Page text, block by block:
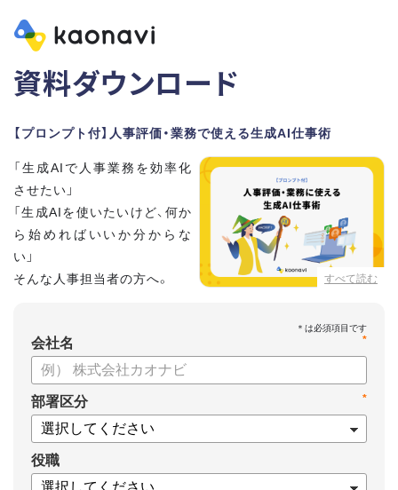
資料ダウンロード
【プロンプト付】人事評価・業務で使える生成AI仕事術
すべて読む
「生成AIで人事業務を効率化
させたい」
「生成AIを使いたいけど、何か
ら始めればいいか分からな
い」
そんな人事担当者の方へ。
本資料では、人事担当者300名の実態調査をもとに現場ですぐ
に役立つ生成AI活用術を紹介しています。
生成AI利用時のポイントや注意事項もまとめているため、これ
から始める方も安心です。評価シートフォーマットの作成や素
案の生成など、コピペで使えるプロンプトも収録！
生成AIを「壁打ち相手」や「作業アシスタント」にして、明日か
らの人事業務を効率化してみませんか？
*
会社名
*
部署区分
役職